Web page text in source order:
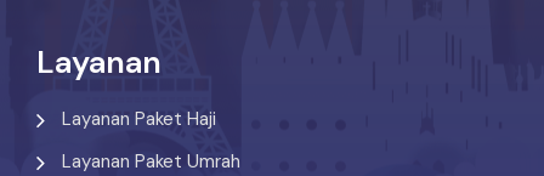
Layanan
Layanan Paket Haji
Layanan Paket Umrah